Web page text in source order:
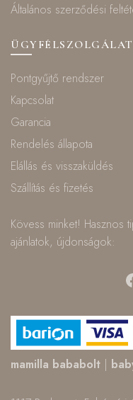
Általános szerződési
ÜGYFÉLSZOLGÁLAT
Pontgyűjtő rendszer
Kapcsolat
Garancia
Rendelés állapota
Elállás és visszaküldés
Szállítás és fizetés
Kövess minket! Hasznos
ajánlatok, újdonságok:
mamilla bababolt |